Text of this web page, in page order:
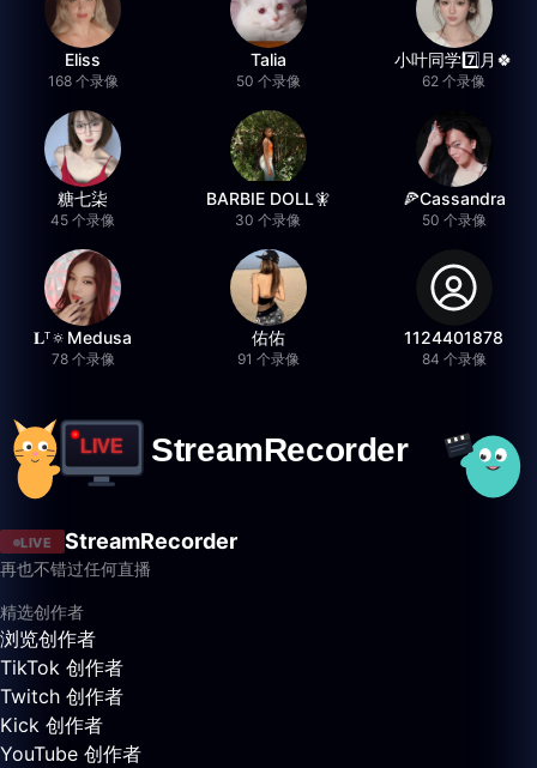
Eliss
168 个录像
Talia
50 个录像
小叶同学7️⃣月🍀
62 个录像
糖七柒
45 个录像
BARBIE DOLL🧚
30 个录像
🍕Cassandra
50 个录像
𝐋ᵀ🔅Medusa
78 个录像
佑佑
91 个录像
1124401878
84 个录像
LIVE StreamRecorder
再也不错过任何直播
精选创作者
浏览创作者
TikTok 创作者
Twitch 创作者
Kick 创作者
YouTube 创作者